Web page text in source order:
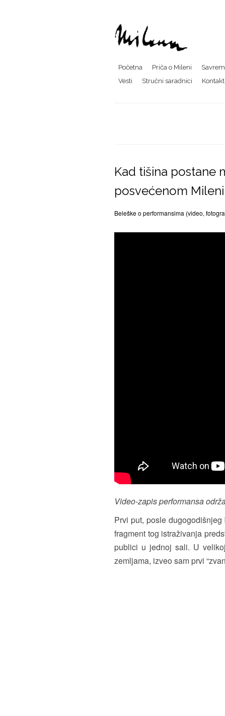
Početna Priča o Mileni
Vesti
Stručni saradnici Kontakt
Kad tišina postane
posvećenom
Beleške o performansima (video,
Video-zapis performansa
Prvi put, posle
fragment tog istraživanja
publici u jednoj sali. U
zemljama, izveo sam prvi